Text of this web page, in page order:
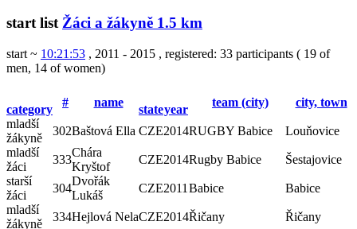
start list Žáci a žákyně 1.5 km
start ~ 10:21:53 , 2011 - 2015 , registered: 33 participants ( 19 of
men, 14 of women)
category
# name
stateyear
team (city)
city, town
mladší
žákyně
302Baštová Ella CZE2014RUGBY Babice
Louňovice
mladší
žáci
333
Chára
Kryštof
CZE2014Rugby Babice
Šestajovice
starší
žáci
304
Dvořák
Lukáš
CZE2011 Babice
Babice
mladší
žákyně
334Hejlová NelaCZE2014Řičany
Řičany